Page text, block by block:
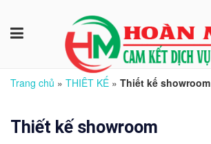
Trang chủ » THIÊT KẾ » Thiết kế showroom
Thiết kế showroom